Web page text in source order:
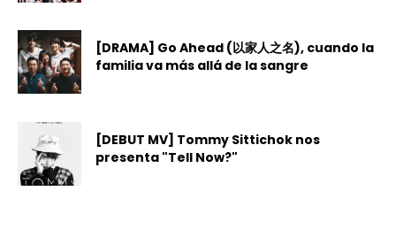
[DRAMA] Go Ahead (以家人之名), cuando la
familia va más allá de la sangre
[DEBUT MV] Tommy Sittichok nos
presenta "Tell Now?"